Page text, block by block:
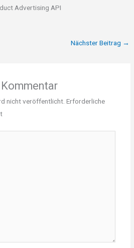
Advertising API
Nächster Beitrag →
nicht veröffentlicht. Erforderliche